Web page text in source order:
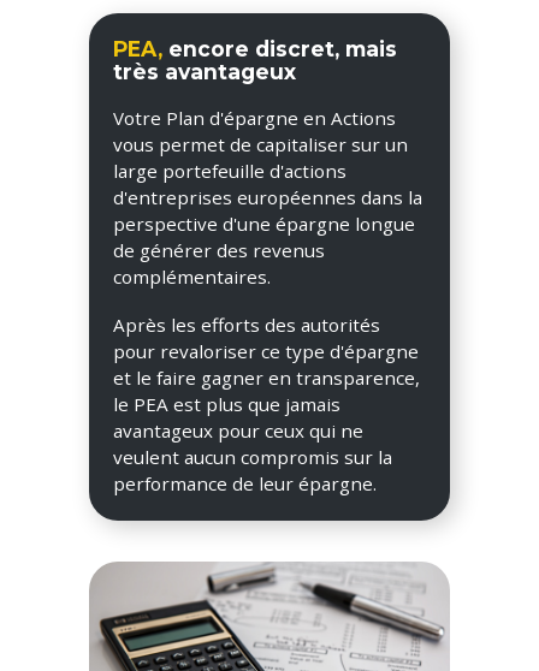
PEA, encore discret, mais
très avantageux
Votre Plan d'épargne en Actions
vous permet de capitaliser sur un
large portefeuille d'actions
d'entreprises européennes dans la
perspective d'une épargne longue
de générer des revenus
complémentaires.
Après les efforts des autorités
pour revaloriser ce type d'épargne
et le faire gagner en transparence,
le PEA est plus que jamais
avantageux pour ceux qui ne
veulent aucun compromis sur la
performance de leur épargne.